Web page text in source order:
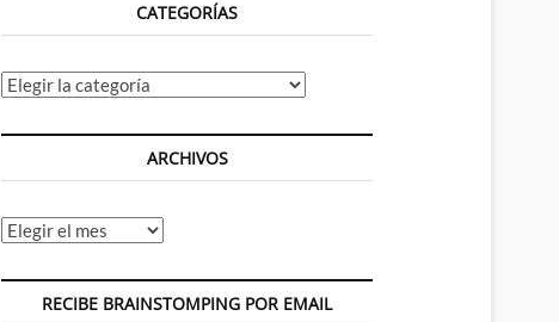
CATEGORÍAS
Categorías
ARCHIVOS
Archivos
RECIBE BRAINSTOMPING POR EMAIL